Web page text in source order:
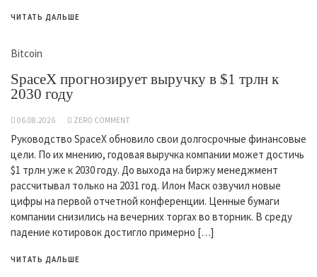
ЧИТАТЬ ДАЛЬШЕ
Bitcoin
SpaceX прогнозирует выручку в $1 трлн к
2030 году
06.08.2026 ZERO COMMENT
Руководство SpaceX обновило свои долгосрочные финансовые
цели. По их мнению, годовая выручка компании может достичь
$1 трлн уже к 2030 году. До выхода на биржу менеджмент
рассчитывал только на 2031 год. Илон Маск озвучил новые
цифры на первой отчетной конференции. Ценные бумаги
компании снизились на вечерних торгах во вторник. В среду
падение котировок достигло примерно […]
ЧИТАТЬ ДАЛЬШЕ